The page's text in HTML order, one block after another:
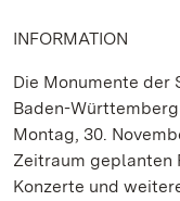
INFORMATION
Die Monumente der
Baden-
Montag, 30.
Zeitraum geplanten
Konzerte und